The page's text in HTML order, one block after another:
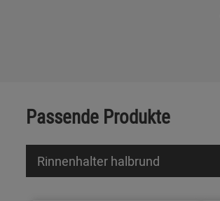
Passende Produkte
Rinnenhalter halbrund